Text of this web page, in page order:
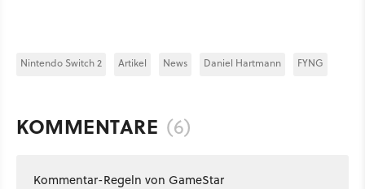
Nintendo Switch 2 Artikel News Daniel Hartmann FYNG
KOMMENTARE (6)
Kommentar-Regeln von GameStar